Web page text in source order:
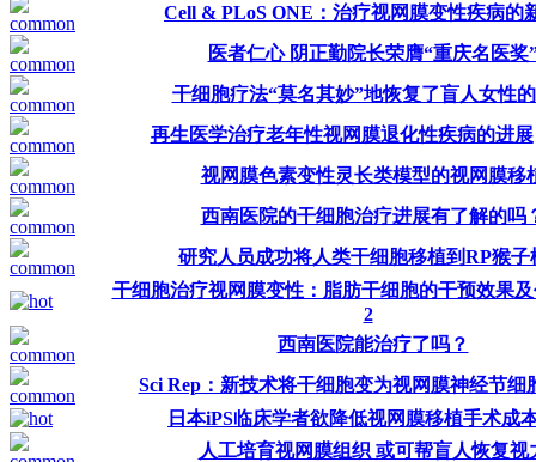
Cell & PLoS ONE：治疗视网膜变性疾病的
医者仁心 阴正勤院长荣膺“重庆名医奖
干细胞疗法“莫名其妙”地恢复了盲人女性
再生医学治疗老年性视网膜退化性疾病的进展
视网膜色素变性灵长类模型的视网膜移
西南医院的干细胞治疗进展有了解的吗
研究人员成功将人类干细胞移植到RP猴子
干细胞治疗视网膜变性：脂肪干细胞的干预效果
2
西南医院能治疗了吗？
Sci Rep：新技术将干细胞变为视网膜神经节细
日本iPS临床学者欲降低视网膜移植手术成
人工培育视网膜组织 或可帮盲人恢复视